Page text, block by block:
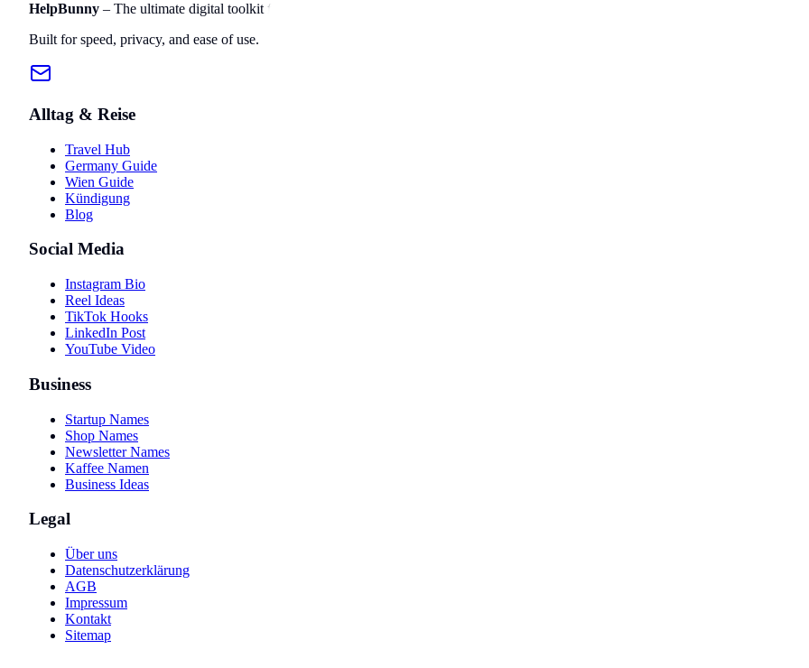
HelpBunny – The ultimate digital toolkit for creators, travelers, and entrepreneurs.
Built for speed, privacy, and ease of use.
Alltag & Reise
Travel Hub
Germany Guide
Wien Guide
Kündigung
Blog
Social Media
Instagram Bio
Reel Ideas
TikTok Hooks
LinkedIn Post
YouTube Video
Business
Startup Names
Shop Names
Newsletter Names
Kaffee Namen
Business Ideas
Legal
Über uns
Datenschutzerklärung
AGB
Impressum
Kontakt
Sitemap